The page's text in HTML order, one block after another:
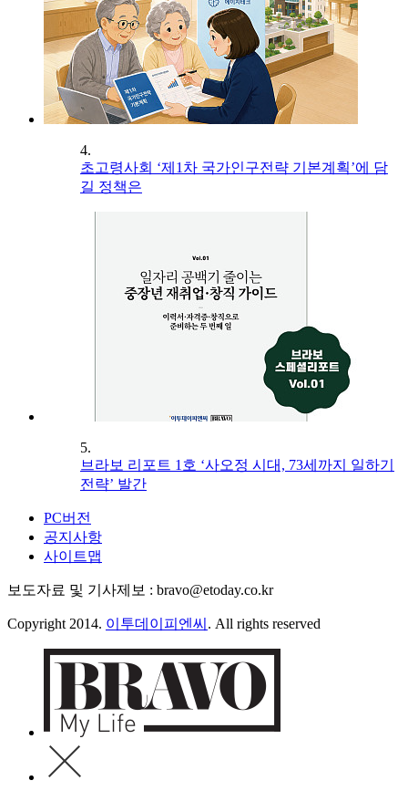
4.
초고령사회 ‘제1차 국가인구전략 기본계획’에 담
길 정책은
5.
브라보 리포트 1호 ‘사오정 시대, 73세까지 일하기
전략’ 발간
PC버전
공지사항
사이트맵
보도자료 및 기사제보 : bravo@etoday.co.kr
Copyright 2014. 이투데이피엔씨 . All rights reserved